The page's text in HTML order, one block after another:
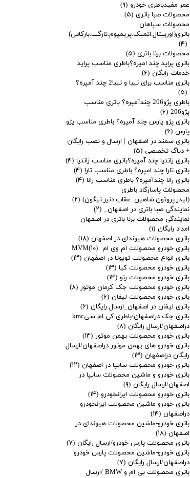
عمر مفیدباطری خودرو (۹)
محصولات صبا باتری (۵)
محصولات سپاهان
باتری(اوربیتال.اتمیک.پریمیوم.تارگت.بارکاس)
(۴)
محصولات برنا باتری (۵)
باتری پراید چند امپره؟باطری مناسب پراید
خدمات رایگان (۶)
باتری مناسب برای تیبا و تیبا2 چند آمپره؟
(۵)
باطری پژو206 چندآمپره؟ باتری مناسب
پژو206
(۶)
باتری پژو پارس چند آمپره؟ باطری مناسب پژو
پارس (۶)
باتری سمند در اصفهان | ارسال و نصب رایگان
+ دیاگ تخصصی (۵)
باتری زانتیا چند آمپره؟باتری مناسب زانتیا (۴)
باتری تارا چند امپره؟ باطری مناسب تارا (۴)
باتری رانا چندآمپره؟ باطری مناسب رانا (۴)
محصولات پاسارگاد باطری
(لیدر.پروتون.شاهین. عقاب.دنیز.تیگون) (۲)
نمایندگی صبا باتری در اصفهان_ (۲)
نمایندگی محصولات برنا باتری در اصفهان-
امداد رایگان (۱)
باتری محصولات هیوندای در اصفهان (۱۸)
باتری خودرو محصولات ام وی ام MVM (۱۰)
باتری انواع محصولات تویوتا در اصفهان (۱۳)
باتری خودرو محصولات کیا (۱۳)
باتری خودرو محصولات رنو (۱۴)
باتری خودرو محصولات جک کرمان موتور (۸)
باتری خودرو محصولات لیفان (۶)
باتری لیفان در اصفهان_ارسال رایگان (۶)
باتری جک دراصفهان/باطری کی ام سیkmc
دراصفهان/ارسال رایگان (۸)
باتری خودرو محصولات بهمن موتور (۱۳)
باتری خودرو های بهمن موتور دراصفهان/ارسال
رایگان دراصفهان (۱۳)
باتری خودرو محصولات سایپا در اصفهان (۱۲)
باتری خودرو و ماشین محصولات سایپا در
اصفهان/ارسال رایگان (۹)
باتری خودرو محصولات ایرانخودرو (۱۴)
باتری خودرو-ماشین محصولات ایرانخودرو
دراصفهان (۱۴)
باتری خودرو-ماشین محصولات هیوندای در
اصفهان (۱۸)
باتری محصولات پارس خودرو/ارسال رایگان (۷)
باتری خودرو-ماشین محصولات پارس خودرو
دراصفهان/ارسال رایگان (۷)
باتری محصولات بی ام و BMW /ارسال